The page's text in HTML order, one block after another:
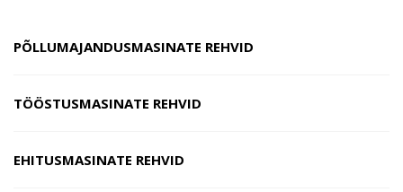
PÕLLUMAJANDUSMASINATE REHVID
TÖÖSTUSMASINATE REHVID
EHITUSMASINATE REHVID